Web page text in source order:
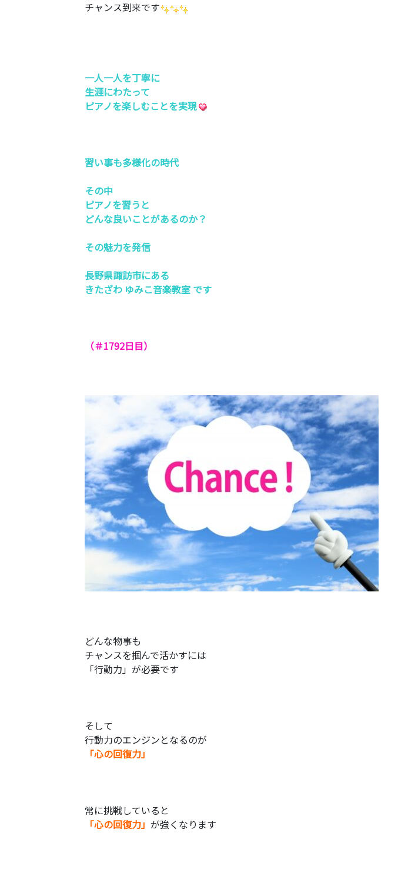
チャンス到来です
一人一人を丁寧に
生涯にわたって
ピアノを楽しむことを実現
習い事も多様化の時代
その中
ピアノを習うと
どんな良いことがあるのか？
その魅力を発信
長野県諏訪市にある
きたざわ ゆみこ音楽教室 です
（＃1792日目）
どんな物事も
チャンスを掴んで活かすには
「行動力」が必要です
そして
行動力のエンジンとなるのが
「心の回復力」
常に挑戦していると
「心の回復力」 が強くなります